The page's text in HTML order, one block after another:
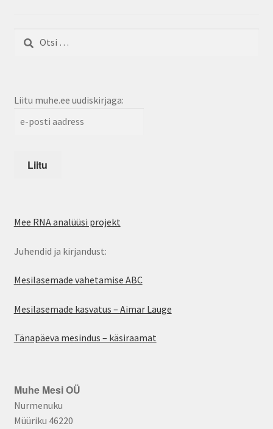
Otsi:
Liitu muhe.ee uudiskirjaga:
Mee RNA analüüsi projekt
Juhendid ja kirjandust:
Mesilasemade vahetamise ABC
Mesilasemade kasvatus – Aimar Lauge
Tänapäeva mesindus – käsiraamat
Muhe Mesi OÜ
Nurmenuku
Müüriku 46220